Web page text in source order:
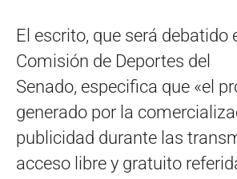
El escrito, que será debatido
Comisión de Deportes del
Senado, especifica que «el
generado por la
publicidad durante las
acceso libre y gratuito